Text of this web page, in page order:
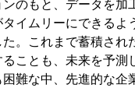
のもと、データを加
イムリーにできるよ
た。これまで蓄積され
ことも、未来を予測
難な中、先進的な企